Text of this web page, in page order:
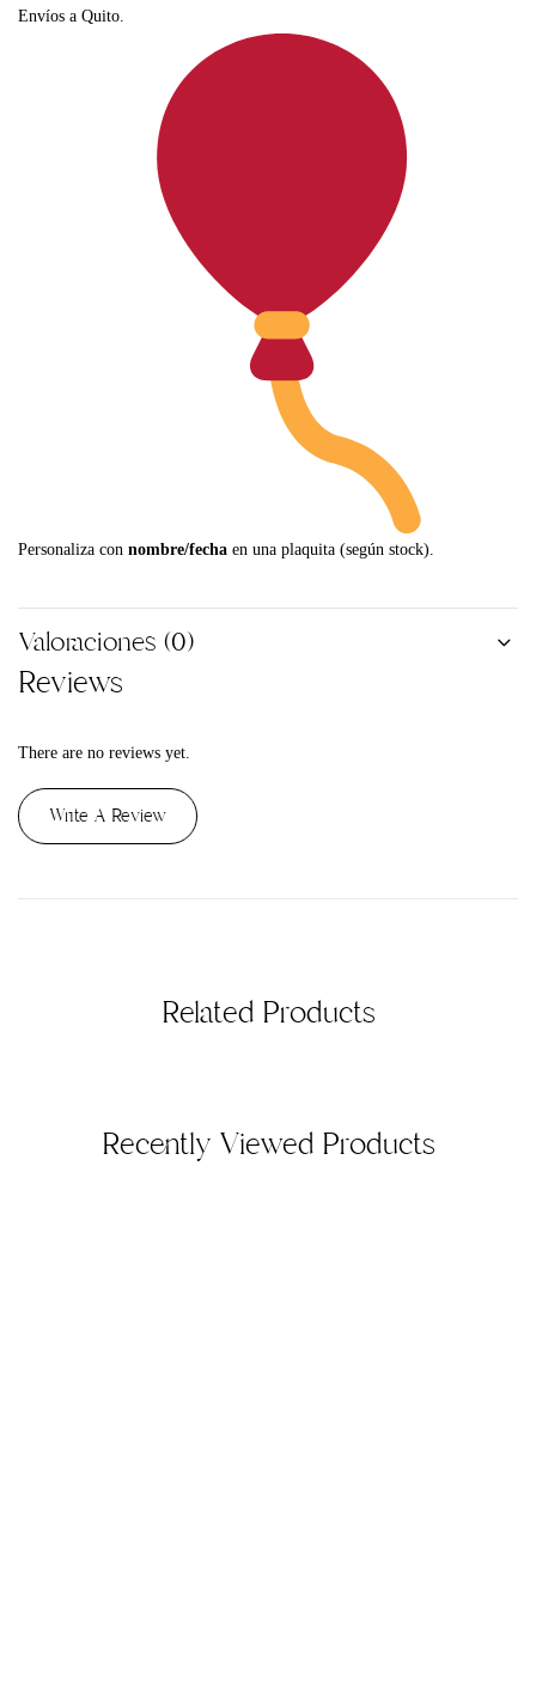
Envíos a Quito.
Personaliza con nombre/fecha en una plaquita (según stock).
Valoraciones (0)
Reviews
There are no reviews yet.
Write A Review
Related Products
Recently Viewed Products